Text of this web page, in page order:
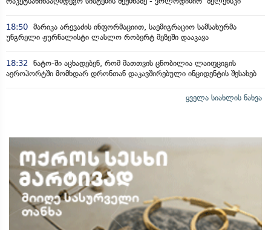
18:50 მარიკა არევაძის ინფორმაციით, საემიგრაციო სამსახურმა
უნგრელი ჟურნალისტი ლასლო რობერტ მეზეში დააკავა
18:32
ნატო-ში აცხადებენ, რომ მათთვის ცნობილია ლაიფციგის
აეროპორტში მომხდარ დრონთან დაკავშირებული ინციდენტის შესახებ
ყველა სიახლის ნახვა